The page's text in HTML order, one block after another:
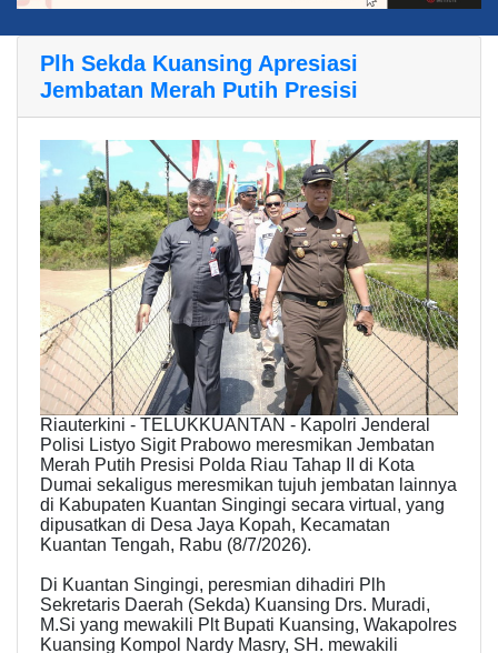
Plh Sekda Kuansing Apresiasi
Jembatan Merah Putih Presisi
Riauterkini - TELUKKUANTAN - Kapolri Jenderal
Polisi Listyo Sigit Prabowo meresmikan Jembatan
Merah Putih Presisi Polda Riau Tahap II di Kota
Dumai sekaligus meresmikan tujuh jembatan lainnya
di Kabupaten Kuantan Singingi secara virtual, yang
dipusatkan di Desa Jaya Kopah, Kecamatan
Kuantan Tengah, Rabu (8/7/2026).
Di Kuantan Singingi, peresmian dihadiri Plh
Sekretaris Daerah (Sekda) Kuansing Drs. Muradi,
M.Si yang mewakili Plt Bupati Kuansing, Wakapolres
Kuansing Kompol Nardy Masry, SH. mewakili